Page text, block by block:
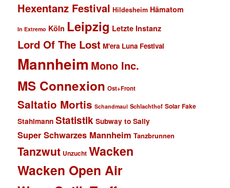
Hexentanz Festival Hildesheim Hämatom
In Extremo Köln Leipzig Letzte Instanz
Lord Of The Lost M'era Luna Festival
Mannheim Mono Inc.
MS Connexion Ost+Front
Saltatio Mortis Schandmaul Schlachthof Solar Fake
Stahlmann Statistik Subway to Sally
Super Schwarzes Mannheim Tanzbrunnen
Tanzwut Unzucht Wacken
Wacken Open Air